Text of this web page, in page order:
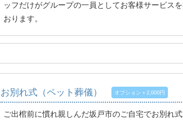
ッフだけがグループの一員としてお客様サービス
おります。
お別れ式（ペット葬儀） オプション＋2,000円
ご出棺前に慣れ親しんだ坂戸市のご自宅でお別れ式